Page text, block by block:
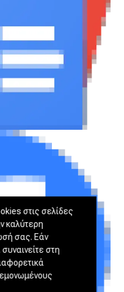
στις σελίδες
καλύτερη
σας. Εάν
στη